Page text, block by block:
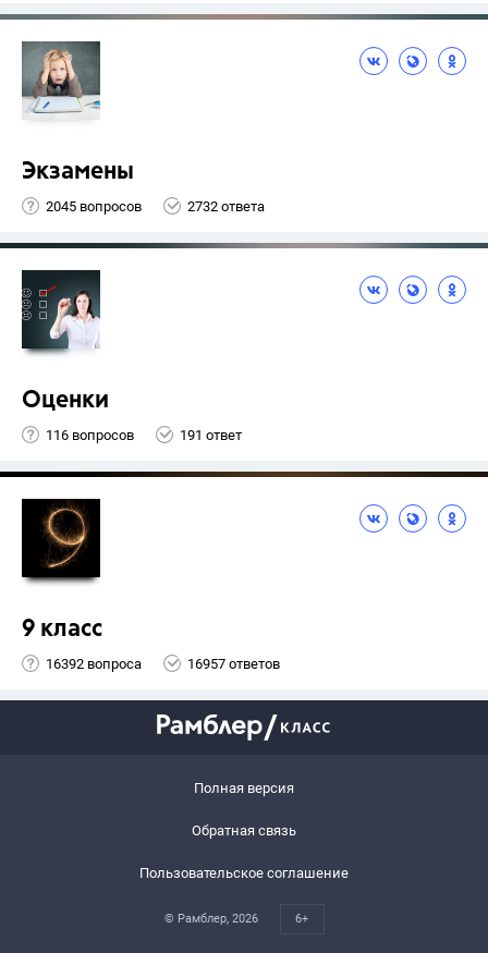
Экзамены
2045 вопросов 2732 ответа
Оценки
116 вопросов 191 ответ
9 класс
16392 вопроса 16957 ответов
Полная версия
Обратная связь
Пользовательское соглашение
© Рамблер, 2026 6+